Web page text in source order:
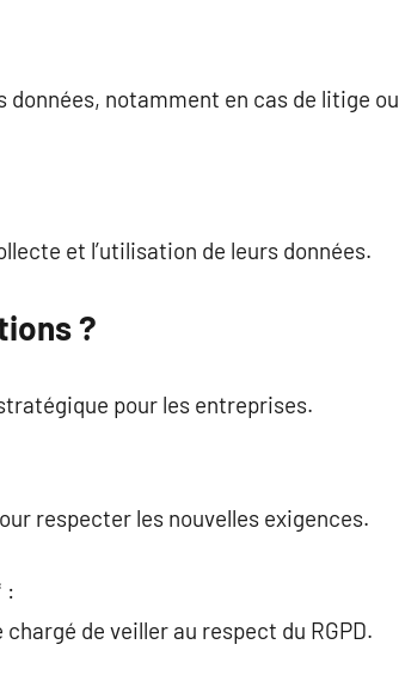
notamment en cas de litige ou
et l’utilisation de leurs données.
?
pour les entreprises.
respecter les nouvelles exigences.
:
de veiller au respect du RGPD.